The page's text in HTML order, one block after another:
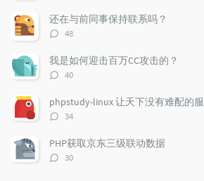
数：
还在与前同事保持联系吗？
评
数：
48
我是如何迎击百万CC攻击的？
评
数：
40
phpstudy-linux 让天下没有难配的
评
数：
34
PHP获取京东三级联动数据
评
30